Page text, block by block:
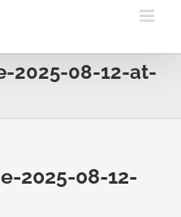
2025-08-12-at-
2025-08-12-